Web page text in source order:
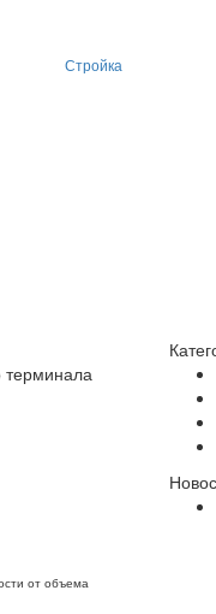
Стройка
терминала
от объема